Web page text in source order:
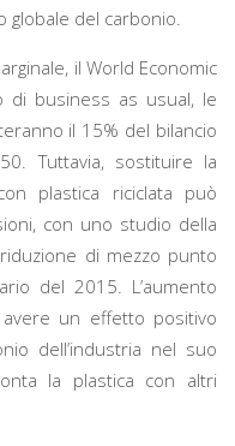
del carbonio.
il World Economic
di business as usual, le
il 15% del bilancio
Tuttavia, sostituire la
plastica riciclata può
con uno studio della
di mezzo punto
del 2015. L’aumento
un effetto positivo
dell’industria nel suo
la plastica con altri